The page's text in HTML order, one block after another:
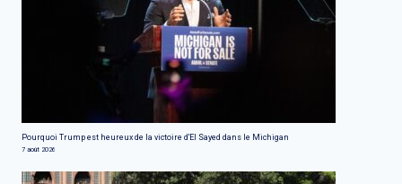
Pourquoi Trump est heureux de la victoire d'El Sayed dans le Michigan
7 août 2026